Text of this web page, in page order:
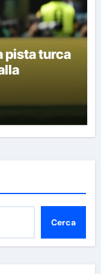
pista turca
Cerca